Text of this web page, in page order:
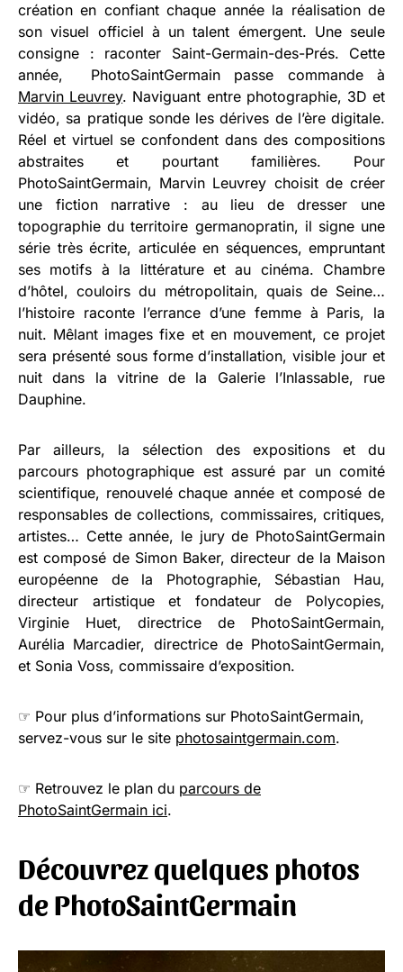
création en confiant chaque année la réalisation de
son visuel officiel à un talent émergent. Une seule
consigne : raconter Saint-Germain-des-Prés. Cette
année, PhotoSaintGermain passe commande à
Marvin Leuvrey. Naviguant entre photographie, 3D et
vidéo, sa pratique sonde les dérives de l’ère digitale.
Réel et virtuel se confondent dans des compositions
abstraites et pourtant familières. Pour
PhotoSaintGermain, Marvin Leuvrey choisit de créer
une fiction narrative : au lieu de dresser une
topographie du territoire germanopratin, il signe une
série très écrite, articulée en séquences, empruntant
ses motifs à la littérature et au cinéma. Chambre
d’hôtel, couloirs du métropolitain, quais de Seine…
l’histoire raconte l’errance d’une femme à Paris, la
nuit. Mêlant images fixe et en mouvement, ce projet
sera présenté sous forme d’installation, visible jour et
nuit dans la vitrine de la Galerie l’Inlassable, rue
Dauphine.
Par ailleurs, la sélection des expositions et du
parcours photographique est assuré par un comité
scientifique, renouvelé chaque année et composé de
responsables de collections, commissaires, critiques,
artistes… Cette année, le jury de PhotoSaintGermain
est composé de Simon Baker, directeur de la Maison
européenne de la Photographie, Sébastian Hau,
directeur artistique et fondateur de Polycopies,
Virginie Huet, directrice de PhotoSaintGermain,
Aurélia Marcadier, directrice de PhotoSaintGermain,
et Sonia Voss, commissaire d’exposition.
☞ Pour plus d’informations sur PhotoSaintGermain,
servez-vous sur le site photosaintgermain.com.
☞ Retrouvez le plan du parcours de
PhotoSaintGermain ici.
Découvrez quelques photos
de PhotoSaintGermain